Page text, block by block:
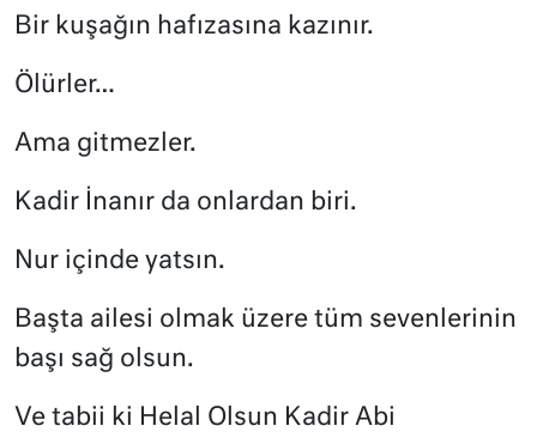
Bir kuşağın hafızasına kazınır.
Ölürler…
Ama gitmezler.
Kadir İnanır da onlardan biri.
Nur içinde yatsın.
Başta ailesi olmak üzere tüm sevenlerinin
başı sağ olsun.
Ve tabii ki Helal Olsun Kadir Abi